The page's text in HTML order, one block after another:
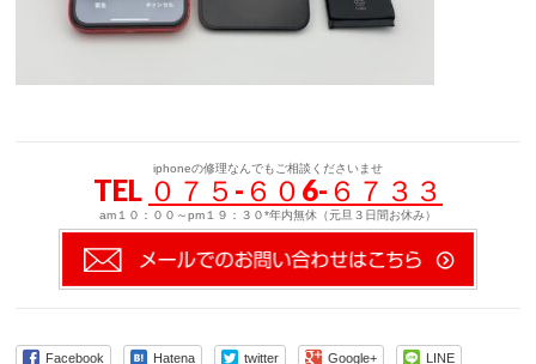
iphoneの修理なんでもご相談くださいませ
TEL ０７５-６０6-６７３３
am１０：００～pm１９：３０*年内無休（元旦３日間お休み）
Facebook Hatena twitter Google+ LINE